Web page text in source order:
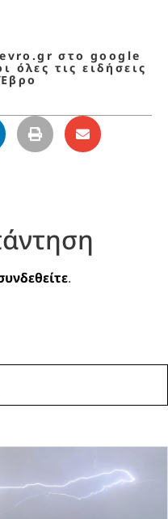
στο google
όλες τις ειδήσεις
.